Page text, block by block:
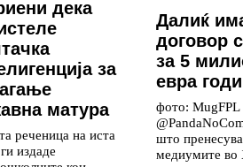
дека
за
матура
реченица на иста
издаде
Далиќ
договор
за 5
евра
фото: MugFPL
што
медиумите во